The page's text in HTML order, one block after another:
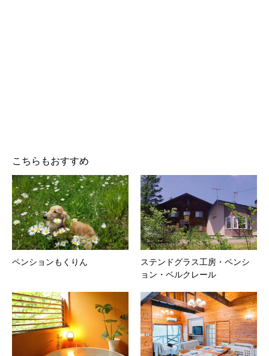
こちらもおすすめ
ペンションもくりん
ステンドグラス工房・ペンシ
ョン・ベルクレール